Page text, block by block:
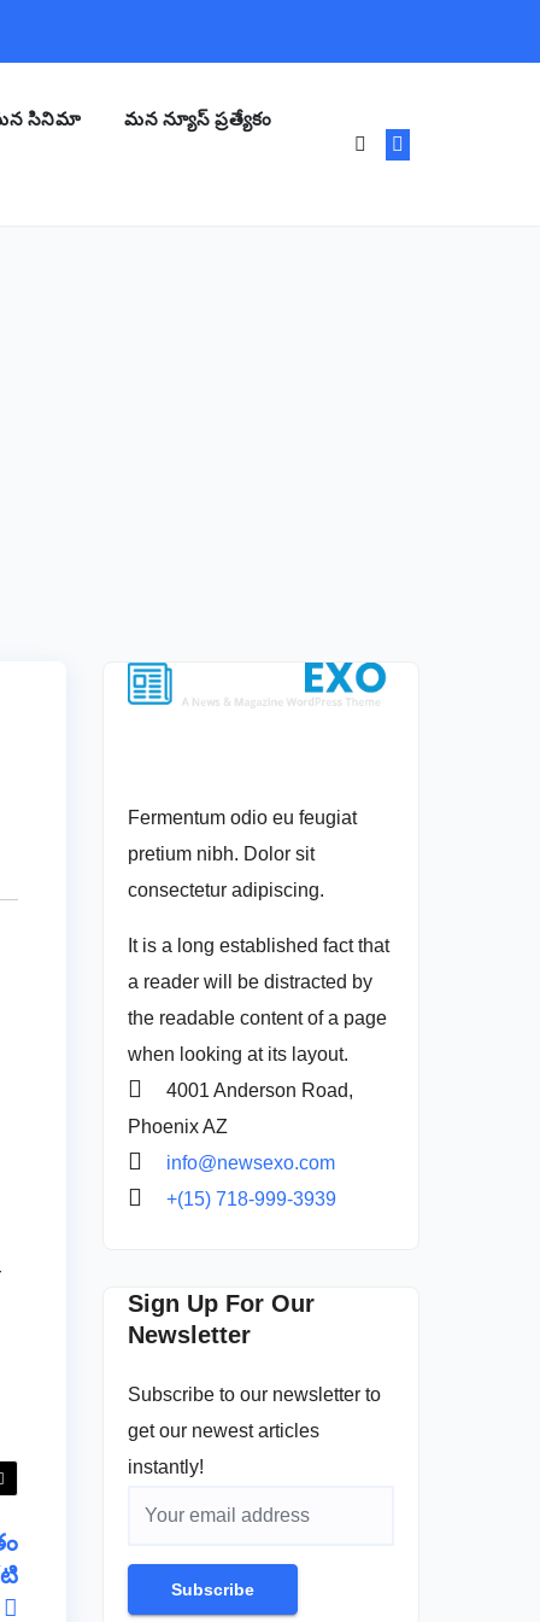
సినిమా మన న్యూస్ ప్రత్యేకం
Fermentum odio eu feugiat
pretium nibh. Dolor sit
consectetur adipiscing.
It is a long established fact that
a reader will be distracted by
the readable content of a page
when looking at its layout.
4001 Anderson Road,
Phoenix AZ
info@newsexo.com
+(15) 718-999-3939
Sign Up For Our
Newsletter
Subscribe to our newsletter to
get our newest articles
instantly!
Subscribe